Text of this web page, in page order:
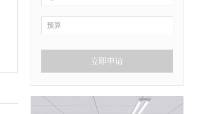
立即申请